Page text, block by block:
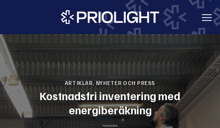
ARTIKLAR, NYHETER OCH PRESS
Kostnadsfri inventering med
energiberäkning